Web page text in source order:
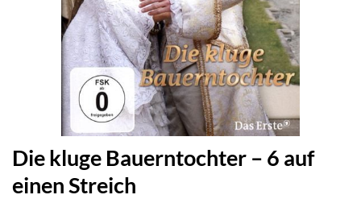
Die kluge Bauerntochter – 6 auf
einen Streich